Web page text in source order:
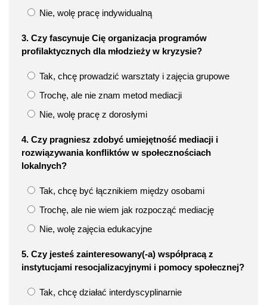
Nie, wolę pracę indywidualną
3. Czy fascynuje Cię organizacja programów
profilaktycznych dla młodzieży w kryzysie?
Tak, chcę prowadzić warsztaty i zajęcia grupowe
Trochę, ale nie znam metod mediacji
Nie, wolę pracę z dorosłymi
4. Czy pragniesz zdobyć umiejętność mediacji i
rozwiązywania konfliktów w społecznościach
lokalnych?
Tak, chcę być łącznikiem między osobami
Trochę, ale nie wiem jak rozpocząć mediację
Nie, wolę zajęcia edukacyjne
5. Czy jesteś zainteresowany(-a) współpracą z
instytucjami resocjalizacyjnymi i pomocy społecznej?
Tak, chcę działać interdyscyplinarnie